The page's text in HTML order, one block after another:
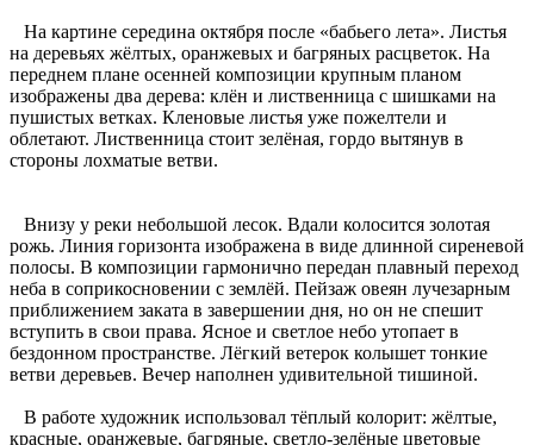
На картине середина октября после «бабьего лета». Листья
на деревьях жёлтых, оранжевых и багряных расцветок. На
переднем плане осенней композиции крупным планом
изображены два дерева: клён и лиственница с шишками на
пушистых ветках. Кленовые листья уже пожелтели и
облетают. Лиственница стоит зелёная, гордо вытянув в
стороны лохматые ветви.
Внизу у реки небольшой лесок. Вдали колосится золотая
рожь. Линия горизонта изображена в виде длинной сиреневой
полосы. В композиции гармонично передан плавный переход
неба в соприкосновении с землёй. Пейзаж овеян лучезарным
приближением заката в завершении дня, но он не спешит
вступить в свои права. Ясное и светлое небо утопает в
бездонном пространстве. Лёгкий ветерок колышет тонкие
ветви деревьев. Вечер наполнен удивительной тишиной.
В работе художник использовал тёплый колорит: жёлтые,
красные, оранжевые, багряные, светло-зелёные цветовые